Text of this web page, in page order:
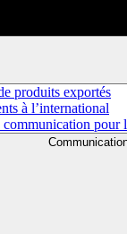
produits exportés
à l’international
pour